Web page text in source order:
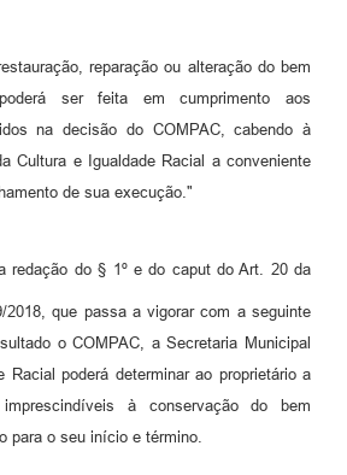
reparação ou alteração do bem
ser feita em cumprimento aos
na decisão do COMPAC, cabendo à
Cultura e Igualdade Racial a conveniente
de sua execução."
redação do § 1º e do caput do Art. 20 da
2018, que passa a vigorar com a seguinte
o COMPAC, a Secretaria Municipal
Racial poderá determinar ao proprietário a
à conservação do bem
para o seu início e término.